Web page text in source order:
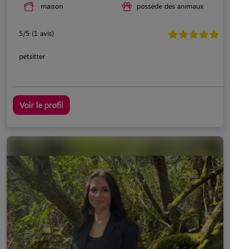
maison possède des animaux
5/5 (1 avis)
petsitter
Voir le profil